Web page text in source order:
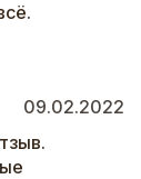
09.02.2022